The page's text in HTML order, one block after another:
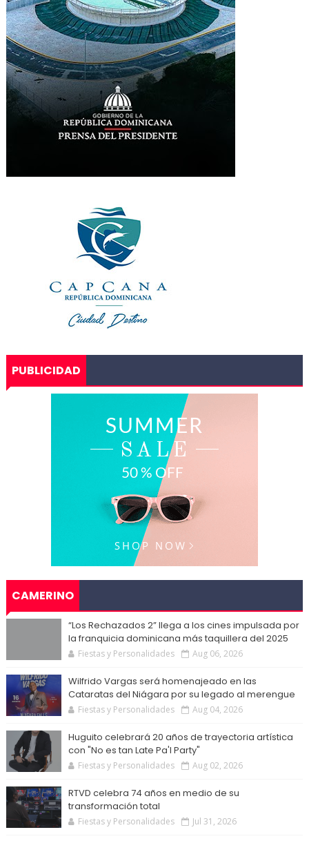
PUBLICIDAD
CAMERINO
“Los Rechazados 2” llega a los cines impulsada por
la franquicia dominicana más taquillera del 2025
Fiestas y Personalidades Aug 06, 2026
Wilfrido Vargas será homenajeado en las
Cataratas del Niágara por su legado al merengue
Fiestas y Personalidades Aug 04, 2026
Huguito celebrará 20 años de trayectoria artística
con "No es tan Late Pa'l Party"
Fiestas y Personalidades Aug 02, 2026
RTVD celebra 74 años en medio de su
transformación total
Fiestas y Personalidades Jul 31, 2026